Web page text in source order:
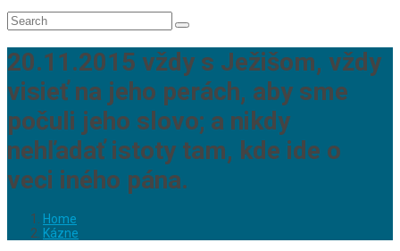
20.11.2015 vždy s Ježišom, vždy
visieť na jeho perách, aby sme
počuli jeho slovo; a nikdy
nehľadať istoty tam, kde ide o
veci iného pána.
Home
Kázne